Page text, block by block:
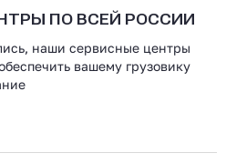
ПО ВСЕЙ РОССИИ
наши сервисные центры
вашему грузовику